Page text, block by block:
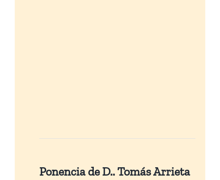
Ponencia de D.. Tomás Arrieta